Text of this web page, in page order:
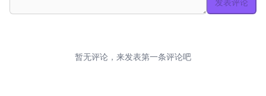
发表评论
暂无评论，来发表第一条评论吧